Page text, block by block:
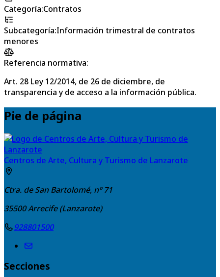
Categoría:Contratos
Subcategoría:Información trimestral de contratos
menores
Referencia normativa:
Art. 28 Ley 12/2014, de 26 de diciembre, de
transparencia y de acceso a la información pública.
Pie de página
Centros de Arte, Cultura y Turismo de Lanzarote
Ctra. de San Bartolomé, nº 71
35500Arrecife (Lanzarote)
928801500
Secciones